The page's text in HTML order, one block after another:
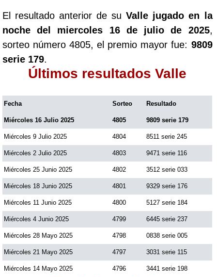
El resultado anterior de suValle jugado en la
noche del miercoles 16 de julio de 2025,
sorteo número 4805, el premio mayor fue: 9809
serie 179.
Últimos resultados Valle
Fecha Sorteo Resultado
Miércoles 16 Julio 2025 4805 9809 serie 179
Miércoles 9 Julio 2025 4804 8511 serie 245
Miércoles 2 Julio 2025 4803 9471 serie 116
Miércoles 25 Junio 2025 4802 3512 serie 033
Miércoles 18 Junio 2025 4801 9329 serie 176
Miércoles 11 Junio 2025 4800 5127 serie 184
Miércoles 4 Junio 2025 4799 6445 serie 237
Miércoles 28 Mayo 2025 4798 0838 serie 005
Miércoles 21 Mayo 2025 4797 3031 serie 115
Miércoles 14 Mayo 2025 4796 3441 serie 198